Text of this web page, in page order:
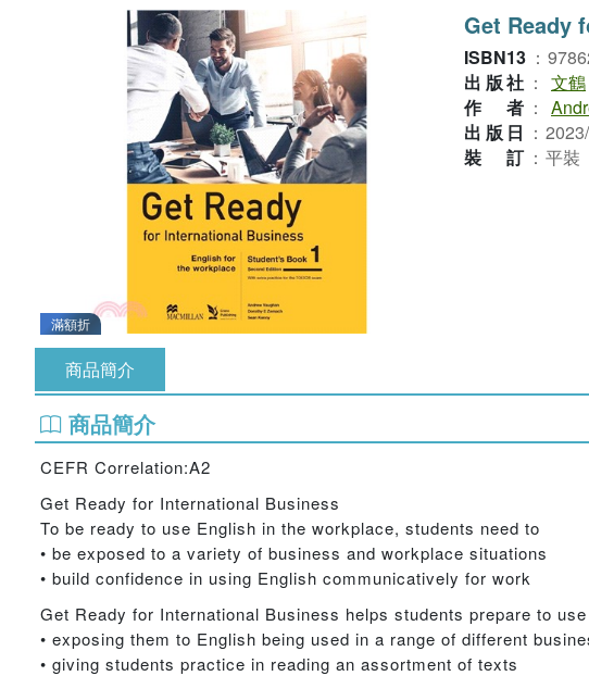
滿額折
Get Ready
ISBN13 ：
出版社 ： 文鶴
作者 ：
出版日 ：
裝訂 ： 平裝
商品簡介
商品簡介
CEFR Correlation:A2
Get Ready for International Business
To be ready to use English in the workplace, students need to
• be exposed to a variety of business and workplace situations
• build confidence in using English communicatively for work
Get Ready for International Business helps students prepare to
• exposing them to English being used in a range of different
• giving students practice in reading an assortment of texts